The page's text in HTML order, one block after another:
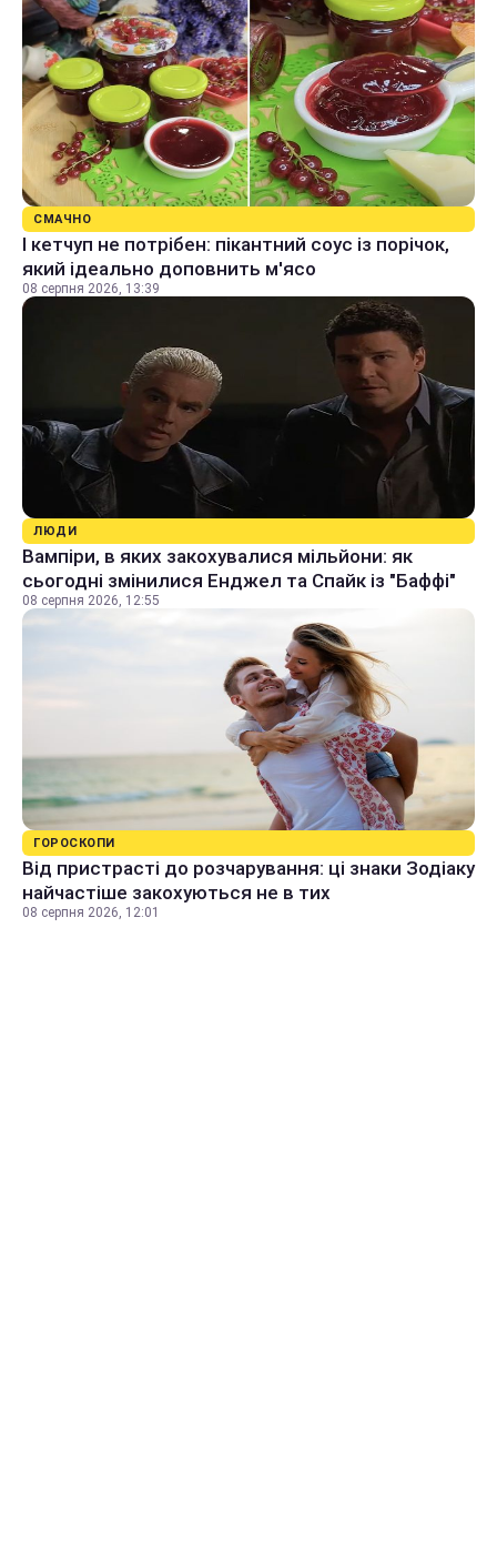
СМАЧНО
І кетчуп не потрібен: пікантний соус із порічок,
який ідеально доповнить м'ясо
08 серпня 2026, 13:39
ЛЮДИ
Вампіри, в яких закохувалися мільйони: як
сьогодні змінилися Енджел та Спайк із "Баффі"
08 серпня 2026, 12:55
ГОРОСКОПИ
Від пристрасті до розчарування: ці знаки Зодіаку
найчастіше закохуються не в тих
08 серпня 2026, 12:01